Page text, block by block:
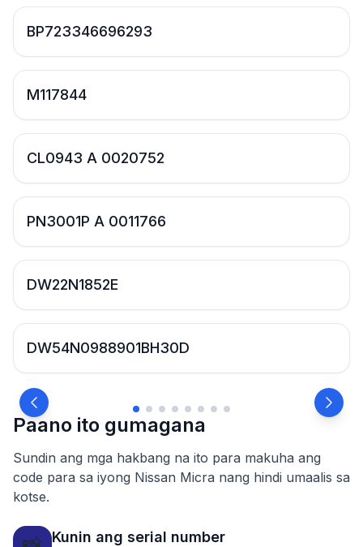
BP723346696293
M117844
CL0943 A 0020752
PN3001P A 0011766
DW22N1852E
DW54N0988901BH30D
Paano ito gumagana
Sundin ang mga hakbang na ito para makuha ang
code para sa iyong Nissan Micra nang hindi umaalis sa
kotse.
Kunin ang serial number